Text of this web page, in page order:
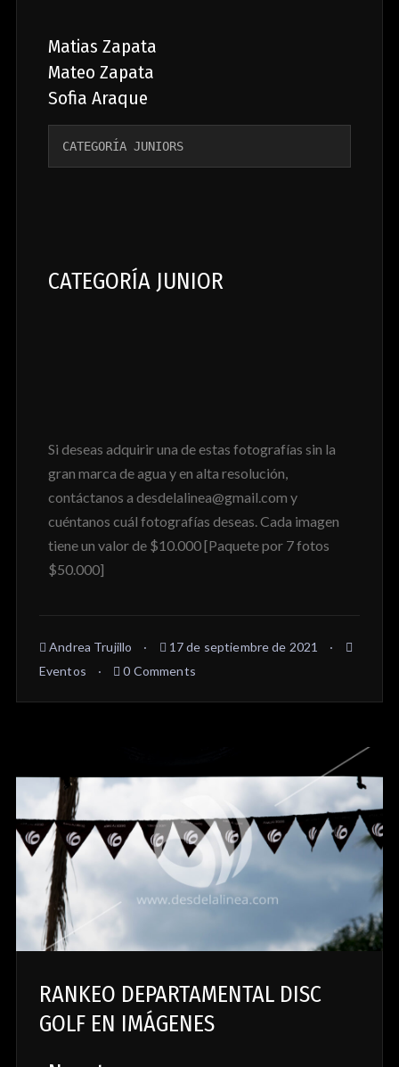
Matias Zapata
Mateo Zapata
Sofia Araque
CATEGORÍA JUNIORS
CATEGORÍA JUNIOR
Si deseas adquirir una de estas fotografías sin la
gran marca de agua y en alta resolución,
contáctanos a desdelalinea@gmail.com y
cuéntanos cuál fotografías deseas. Cada imagen
tiene un valor de $10.000 [Paquete por 7 fotos
$50.000]
Andrea Trujillo
17 de septiembre de 2021
Eventos
0 Comments
RANKEO DEPARTAMENTAL DISC
GOLF EN IMÁGENES